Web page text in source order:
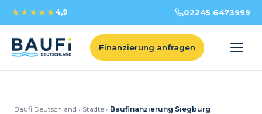
★★★★★ 4,9 02245 6473999
Finanzierung anfragen
Baufi Deutschland › Städte › Baufinanzierung Siegburg